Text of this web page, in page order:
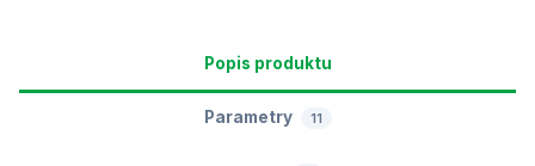
Popis produktu
Parametry 11